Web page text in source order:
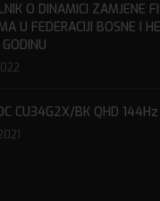
O DINAMICI ZAMJENE
U FEDERACIJI BOSNE I
CU34G2X/BK QHD